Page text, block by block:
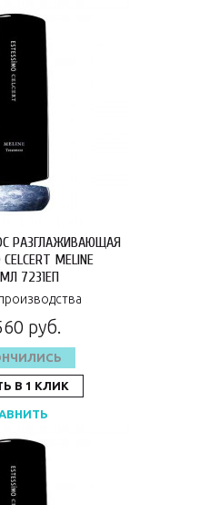
РАЗГЛАЖИВАЮЩАЯ
MELINE
7231ЕП
руб.
В 1 КЛИК